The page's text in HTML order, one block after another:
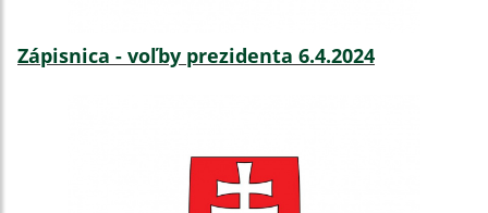
Zápisnica - voľby prezidenta 6.4.2024